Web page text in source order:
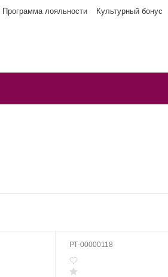
Программа лояльности Культурный бонус
РТ-00000118